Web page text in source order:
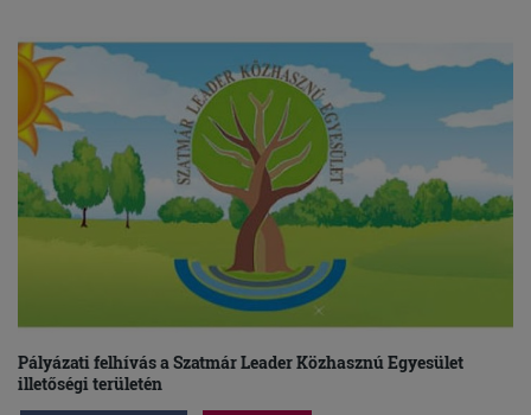
Pályázati felhívás a Szatmár Leader Közhasznú Egyesület
illetőségi területén